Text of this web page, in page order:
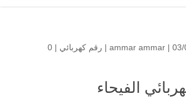
ammar ammar | 03/ رقم كهربائي |
0
الفيحاء